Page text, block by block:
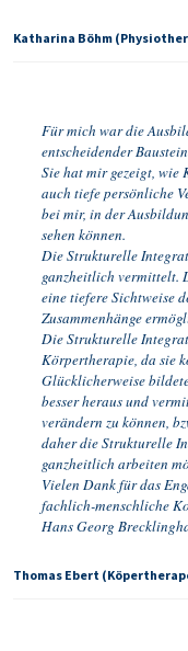
Katharina Böhm
Für mich war die
entscheidender
Sie hat mir gezeigt,
auch tiefe persönliche
bei mir, in der
sehen können.
Die Strukturelle
ganzheitlich vermittelt.
eine tiefere Sichtweise
Zusammenhänge
Die Strukturelle
Körpertherapie, da sie
Glücklicherweise
besser heraus und
verändern zu können,
daher die Strukturelle
ganzheitlich arbeiten
Vielen Dank für das
fachlich-menschliche
Hans Georg
Thomas Ebert